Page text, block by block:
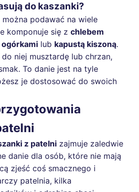
do kaszanki?
można podawać na wiele
komponuje się z chlebem
lub kapustą kiszoną.
niej musztardę lub chrzan,
To danie jest na tyle
je dostosować do swoich
z patelni zajmuje zaledwie
danie dla osób, które nie mają
zjeść coś smacznego i
patelnia, kilka